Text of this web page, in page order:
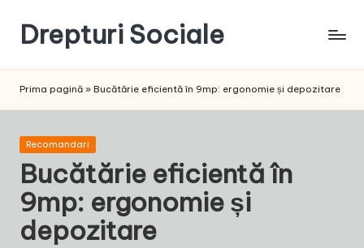
content
Drepturi Sociale
Sociale:
Ta,
Schimbarea
Noastră!
Prima pagină » Bucătărie eficientă în 9mp: ergonomie și depozitare
Posted
Recomandari
Bucătărie eficientă în
9mp: ergonomie și
depozitare